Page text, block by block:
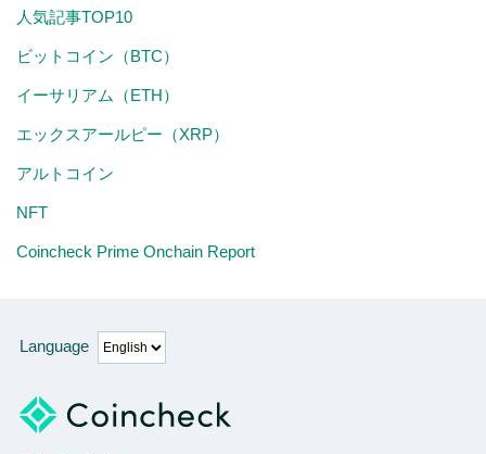
人気記事TOP10
ビットコイン（BTC）
イーサリアム（ETH）
エックスアールピー（XRP）
アルトコイン
NFT
Coincheck Prime Onchain Report
Language